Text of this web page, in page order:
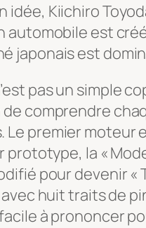
idée, Kiichiro
automobile est
japonais est
pas un simple
comprendre
premier moteur
prototype, la «
pour devenir
avec huit traits de
à prononcer